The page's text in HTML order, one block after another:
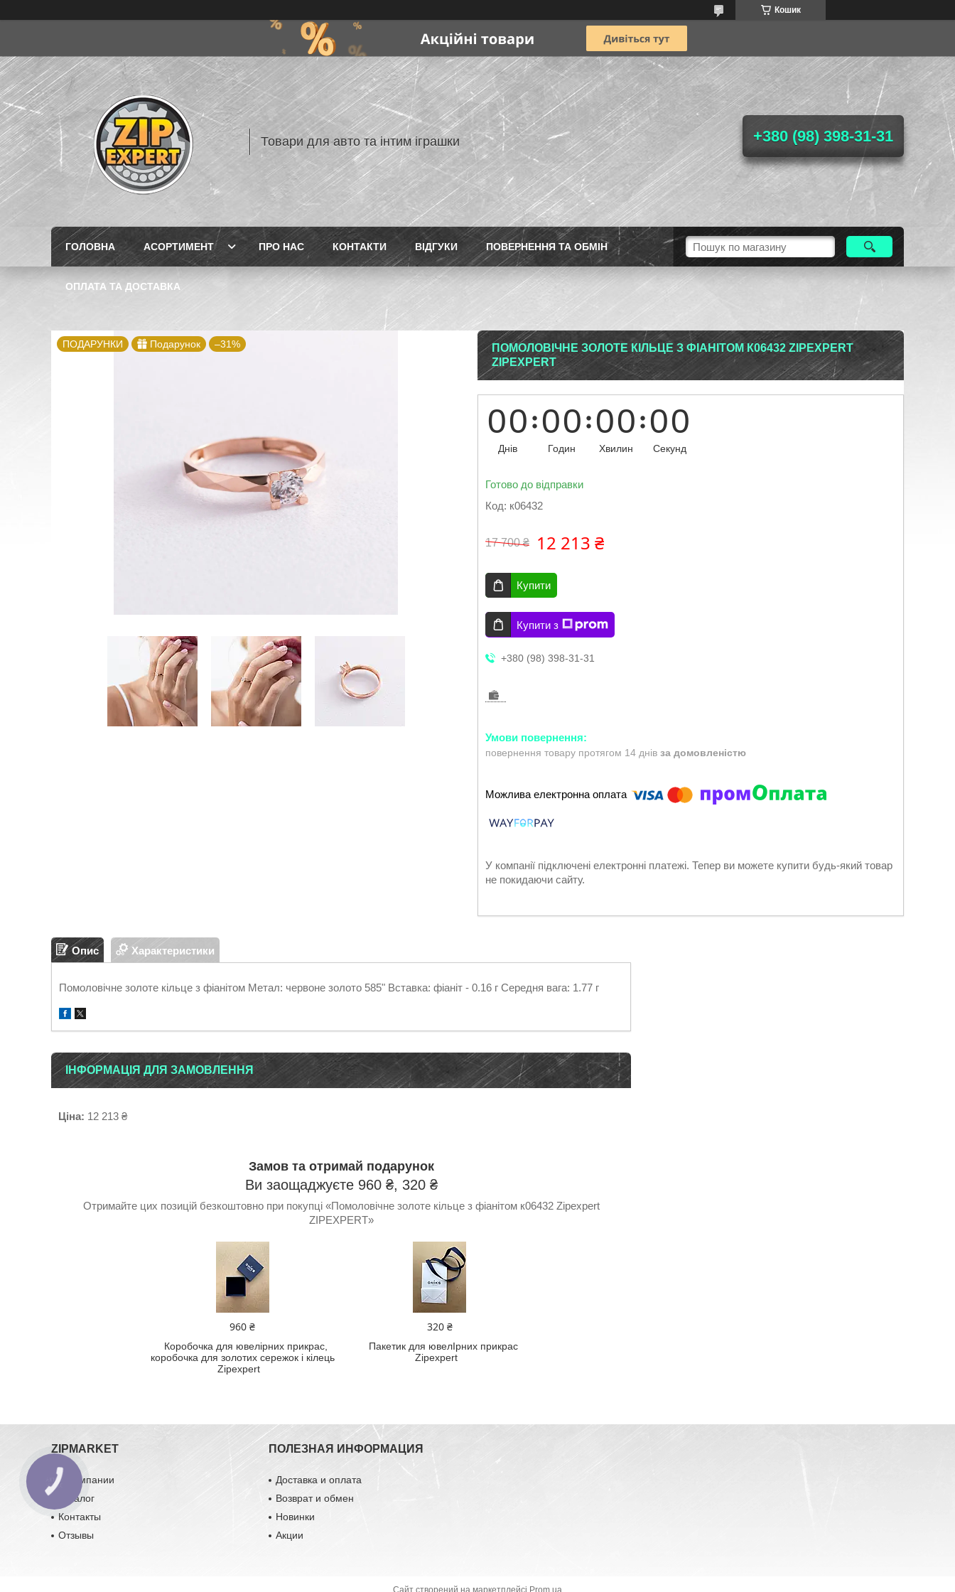
Кошик
Товари для авто та інтим іграшки +380 (98) 398-31-31
ГОЛОВНА АСОРТИМЕНТ ПРО НАС КОНТАКТИ ВIДГУКИ ПОВЕРНЕННЯ ТА ОБМIН
ОПЛАТА ТА ДОСТАВКА
ПОДАРУНКИ Подарунок –31%
ПОМОЛОВІЧНЕ ЗОЛОТЕ КІЛЬЦЕ З ФІАНІТОМ К06432 ZIPEXPERT
ZIPEXPERT
00
Днів
00
Годин
00
Хвилин
00
Секунд
Готово до відправки
Код: к06432
17 700 ₴ 12 213 ₴
Купити
Купити з
+380 (98) 398-31-31
повернення товару протягом 14 днів за домовленістю
У компанії підключені електронні платежі. Тепер ви можете купити будь-який товар
не покидаючи сайту.
Опис Характеристики
Помоловічне золоте кільце з фіанітом Метал: червоне золото 585" Вставка: фіаніт - 0.16 г Середня вага: 1.77 г
ІНФОРМАЦІЯ ДЛЯ ЗАМОВЛЕННЯ
Ціна: 12 213 ₴
Замов та отримай подарунок
Ви заощаджуєте 960 ₴, 320 ₴
Отримайте цих позицій безкоштовно при покупці «Помоловічне золоте кільце з фіанітом к06432 Zipexpert
ZIPEXPERT»
960 ₴
Коробочка для ювелірних прикрас,
коробочка для золотих сережок і кілець
Zipexpert
320 ₴
Пакетик для ювелIрних прикрас
Zipexpert
ZIPMARKET
О компании
Каталог
Контакты
Отзывы
ПОЛЕЗНАЯ ИНФОРМАЦИЯ
Доставка и оплата
Возврат и обмен
Новинки
Акции
Сайт створений на маркетплейсі Prom.ua